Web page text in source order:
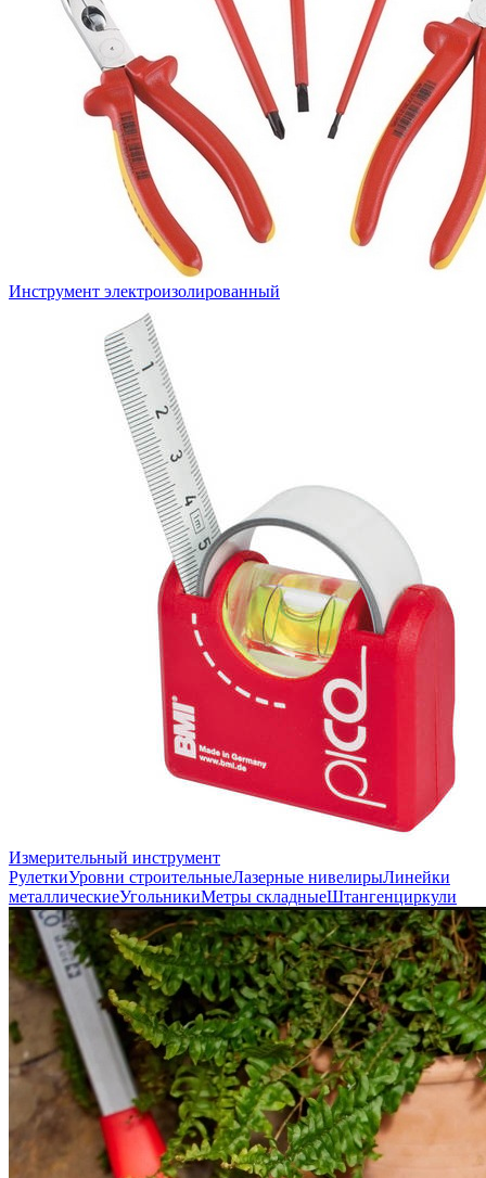
Инструмент электроизолированный
Измерительный инструмент
РулеткиУровни строительныеЛазерные нивелирыЛинейки
металлическиеУгольникиМетры складныеШтангенциркули